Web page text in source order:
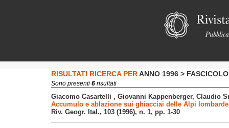
RISULTATI RICERCA PERANNO 1996 >
Sono presenti 6 risultati
Giacomo Casartelli , Giovanni Kappenberger, Claudio
Accumulo e ablazione sui ghiacciai delle Alpi
Riv. Geogr. Ital., 103 (1996), n. 1, pp. 1-30